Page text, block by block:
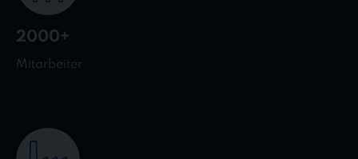
2000+
Mitarbeiter